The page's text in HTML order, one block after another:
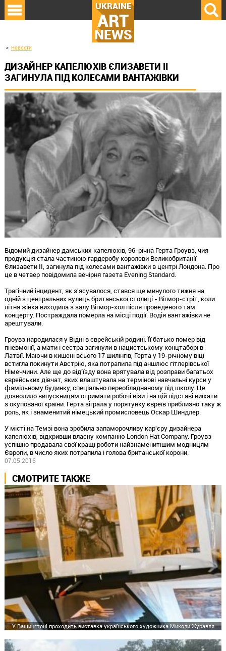
UKRAINE
ART
NEWS
Новости
ДИЗАЙНЕР КАПЕЛЮХІВ ЄЛИЗАВЕТИ II
ЗАГИНУЛА ПІД КОЛЕСАМИ ВАНТАЖІВКИ
Відомий дизайнер дамських капелюхів, 96-річна Герта Гроувз, чия
продукція стала частиною гардеробу королеви Великобританії
Єлизавети II, загинула під колесами вантажівки в центрі Лондона. Про
це в четвер повідомила вечірня газета Evening Standard.
Трагічний інцидент, як з'ясувалося, стався ще минулого тижня на
одній з центральних вулиць британської столиці - Вігмор-стріт, коли
літня жінка виходила з залу Вігмор-хол після проведеного там
концерту. Постраждала померла на місці події. Водія вантажівки не
арештували.
Гроувз народилася у Відні в єврейській родині. Її батько помер від
пневмонії, а мати і сестра загинули в нацистському концтаборі в
Латвії. Маючи в кишені всього 17 шилінгів, Герта у 19-річному віці
встигла покинути Австрію, яка потрапила під аншлюс гітлерівської
Німеччини. Але ще до від'їзду вона врятувала від розправи багатьох
єврейських дівчат, яких влаштувала на термінові навчальні курси у
фамільному будинку, спеціально переобладнаному під школу. Це
дозволило випускницям отримати робочі візи і на цій підставі виїхати
з окупованої країни. Герта зіграла у порятунку євреїв приблизно таку ж
роль, як і знаменитий німецький промисловець Оскар Шиндлер.
У місті на Темзі вона зробила запаморочливу кар'єру дизайнера
капелюхів, відкривши власну компанію London Hat Company. Гроувз
успішно продавала свої кращі роботи найзнаменитішим модницям
Європи, в число яких потрапила і голова британської корони.
07.05.2016
СМОТРИТЕ ТАКЖЕ
У Вашингтоні проходить виставка українського художника Миколи Журавля